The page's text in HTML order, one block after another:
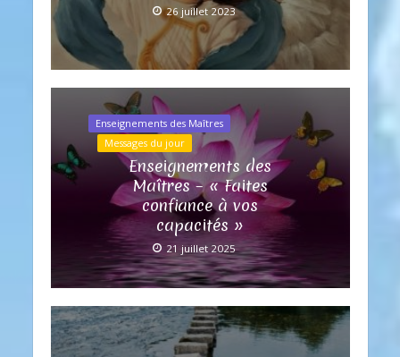
26 juillet 2023
Enseignements des Maîtres
Messages du jour
Enseignements des
Maîtres – « Faites
confiance à vos
capacités »
21 juillet 2025